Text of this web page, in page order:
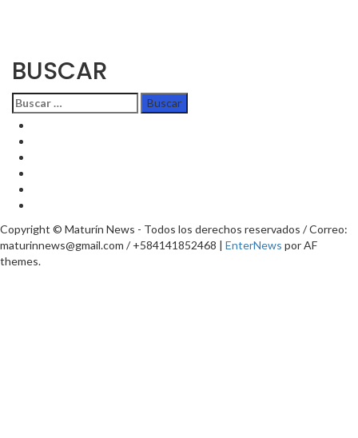
BUSCAR
Copyright © Maturín News - Todos los derechos reservados / Correo:
maturinnews@gmail.com / +584141852468 | EnterNews por AF
themes.